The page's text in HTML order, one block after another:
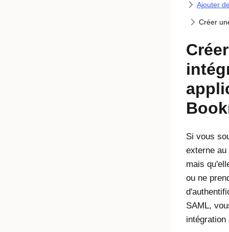
Ajouter
Créer
Si vous
externe
mais
ou ne
SAML,
intégration